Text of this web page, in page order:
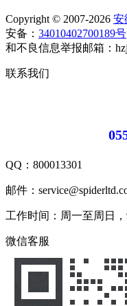
Copyright © 2007-2026 安
安备： 34010402700189号
和不良信息举报邮箱：
联系我们
QQ： 800013301
邮件：
工作时间：周一至周日
微信客服